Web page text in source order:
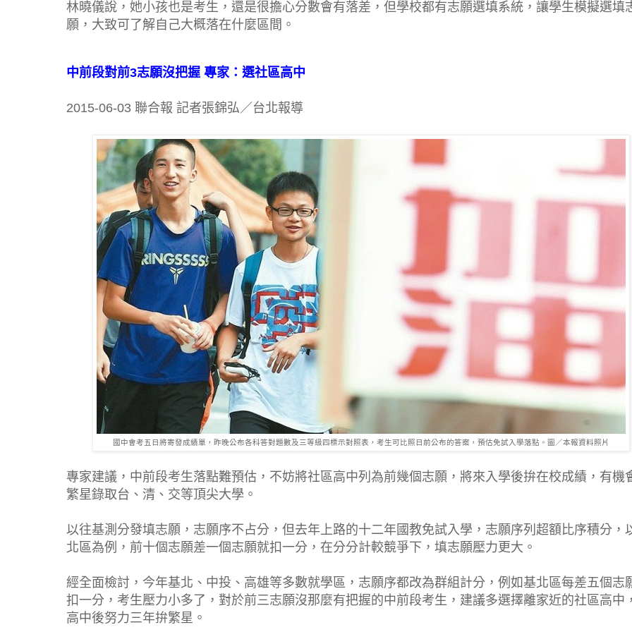
林曉儀說，她小孩也是考生，還是很擔心分數會有落差，但學校都有志願選填系統，讓學生模擬選填
願，大致可了解自己大概落在什麼區間。
中前段對前3志願沒把握 專家：選社區高中
2015-06-03 聯合報 記者張錦弘／台北報導
國中會考五日將寄發成績單，昨晚公布各科答對題數及三等級四標示對照表，考生可比照日前公布的答案，預估免試入學落點。圖／本報資料照片
專家建議，中前段考生落點難預估，不妨將社區高中列為前幾個志願，將來入學後拚在校成績，有機
繁星錄取台、清、交等頂尖大學。
以往基測分發填志願，志願序不占分，但去年上路的十二年國教免試入學，志願序列超額比序積分，
北區為例，前十個志願差一個志願就扣一分，在分分計較競爭下，填志願壓力更大。
經全面檢討，今年基北、中投、高雄等多數就學區，志願序都改為群組計分，例如基北區每差五個志
扣一分，考生壓力小多了，對於前三志願沒那麼有把握的中前段考生，建議多選擇離家近的社區高中
高中後努力三年拚繁星。